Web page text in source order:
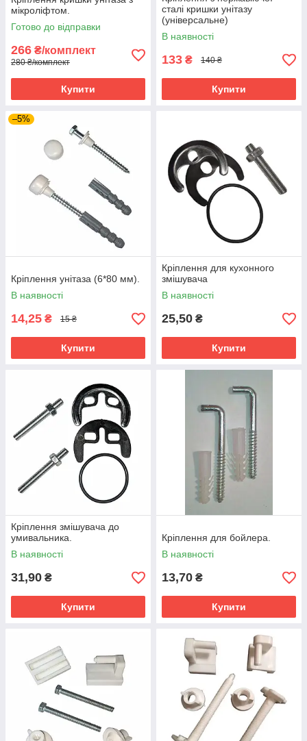
мікроліфтом.
Готово до відправки
266 ₴/комплект
280 ₴/комплект
Купити
сталі кришки унітазу
(універсальне)
В наявності
133 ₴ 140 ₴
Купити
–5%
Кріплення унітаза (6*80 мм).
В наявності
14,25 ₴ 15 ₴
Купити
Кріплення для кухонного
змішувача
В наявності
25,50 ₴
Купити
Кріплення змішувача до
умивальника.
В наявності
31,90 ₴
Купити
Кріплення для бойлера.
В наявності
13,70 ₴
Купити